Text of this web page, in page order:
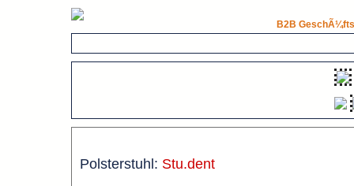
B2B
Polsterstuhl: Stu.dent